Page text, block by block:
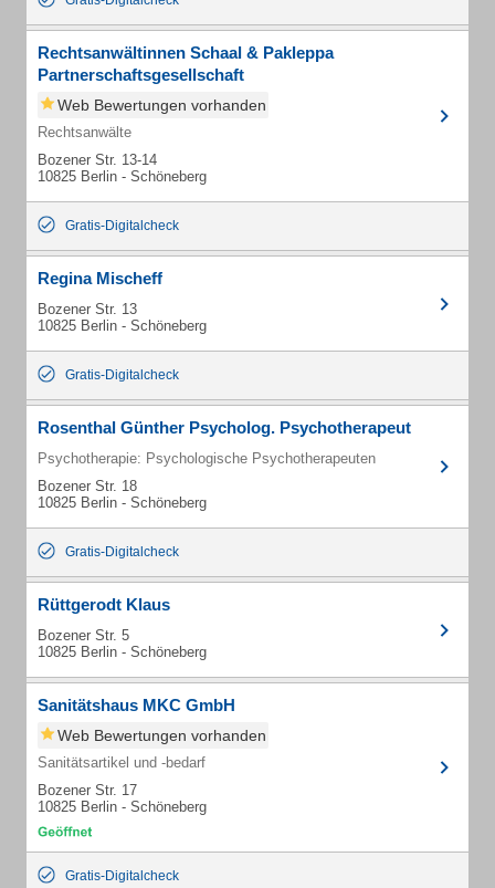
Rechtsanwältinnen Schaal & Pakleppa
Partnerschaftsgesellschaft
Web Bewertungen vorhanden
Rechtsanwälte
Bozener Str. 13-14
10825 Berlin - Schöneberg
Gratis-Digitalcheck
Regina Mischeff
Bozener Str. 13
10825 Berlin - Schöneberg
Gratis-Digitalcheck
Rosenthal Günther Psycholog. Psychotherapeut
Psychotherapie: Psychologische Psychotherapeuten
Bozener Str. 18
10825 Berlin - Schöneberg
Gratis-Digitalcheck
Rüttgerodt Klaus
Bozener Str. 5
10825 Berlin - Schöneberg
Sanitätshaus MKC GmbH
Web Bewertungen vorhanden
Sanitätsartikel und -bedarf
Bozener Str. 17
10825 Berlin - Schöneberg
Gratis-Digitalcheck